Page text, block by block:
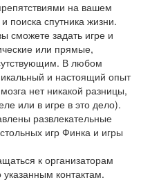
на вашем
поиска спутника жизни.
сможете задать игре и
или прямые,
В любом
и настоящий опыт
нет никакой разницы,
или в игре в это дело).
развлекательные
игр Финка и игры
к организаторам
контактам.